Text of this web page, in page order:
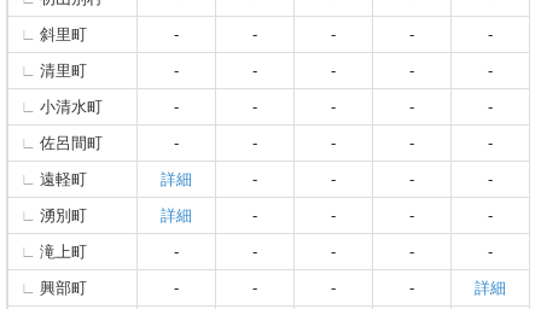
斜里町
- - - -
-
清里町
- - - -
-
小清水町
- - - -
-
佐呂間町
- - - -
-
遠軽町
詳細 - - -
-
湧別町
詳細 - - -
-
滝上町
- - - -
-
興部町
- - - -
詳細